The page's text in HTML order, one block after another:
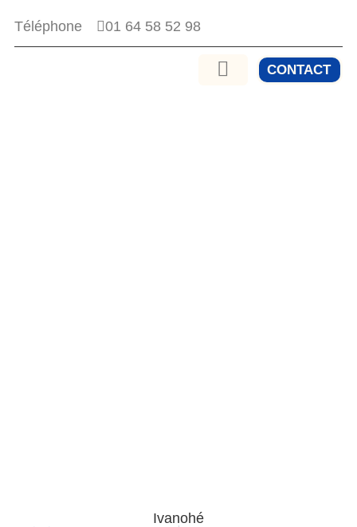
Téléphone 01 64 58 52 98
CONTACT
Ivanohé